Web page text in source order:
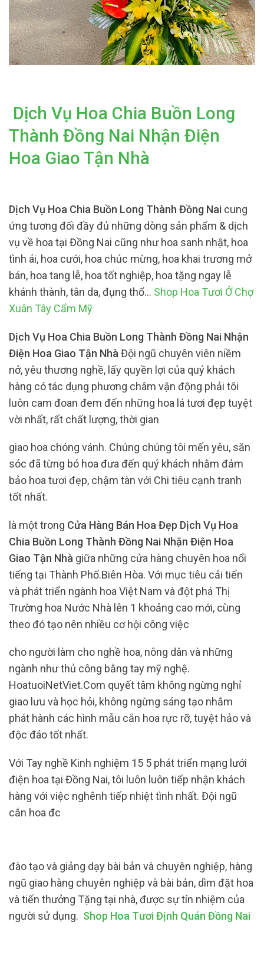
Dịch Vụ Hoa Chia Buồn Long
Thành Đồng Nai Nhận Điện
Hoa Giao Tận Nhà
Dịch Vụ Hoa Chia Buồn Long Thành Đồng Nai cung
ứng tương đối đầy đủ những dòng sản phẩm & dịch
vụ về hoa tại Đồng Nai cũng như hoa sanh nhật, hoa
tình ái, hoa cưới, hoa chúc mừng, hoa khai trương mở
bán, hoa tang lễ, hoa tốt nghiệp, hoa tặng ngay lễ
khánh thành, tân da, đụng thổ… Shop Hoa Tươi Ở Chợ
Xuân Tây Cẩm Mỹ
Dịch Vụ Hoa Chia Buồn Long Thành Đồng Nai Nhận
Điện Hoa Giao Tận Nhà Đội ngũ chuyên viên niềm
nở, yêu thương nghề, lấy quyền lợi của quý khách
hàng có tác dụng phương châm vận động phải tôi
luôn cam đoan đem đến những hoa lá tươi đẹp tuyệt
vời nhất, rất chất lượng, thời gian
giao hoa chóng vánh. Chúng chúng tôi mến yêu, săn
sóc đã từng bó hoa đưa đến quý khách nhằm đảm
bảo hoa tươi đẹp, chậm tàn với Chi tiêu cạnh tranh
tốt nhất.
là một trong Cửa Hàng Bán Hoa Đẹp Dịch Vụ Hoa
Chia Buồn Long Thành Đồng Nai Nhận Điện Hoa
Giao Tận Nhà giữa những cửa hàng chuyên hoa nổi
tiếng tại Thành Phố.Biên Hòa. Với mục tiêu cải tiến
và phát triển ngành hoa Việt Nam và đột phá Thị
Trường hoa Nước Nhà lên 1 khoảng cao mới, cùng
theo đó tạo nên nhiều cơ hội công việc
cho người làm cho nghề hoa, nông dân và những
ngành như thủ công bằng tay mỹ nghệ.
HoatuoiNetViet.Com quyết tâm không ngừng nghỉ
giao lưu và học hỏi, không ngừng sáng tạo nhằm
phát hành các hình mẫu cắn hoa rực rỡ, tuyệt hảo và
độc đáo tốt nhất.
Với Tay nghề Kinh nghiệm 15 5 phát triển mạng lưới
điện hoa tại Đồng Nai, tôi luôn luôn tiếp nhận khách
hàng với việc nghênh tiếp nhiệt tình nhất. Đội ngũ
cắn hoa đc
đào tạo và giảng dạy bài bản và chuyên nghiệp, hàng
ngũ giao hàng chuyên nghiệp và bài bản, dìm đặt hoa
và tiến thưởng Tặng tại nhà, được sự tín nhiệm của
người sử dụng. Shop Hoa Tươi Định Quán Đồng Nai